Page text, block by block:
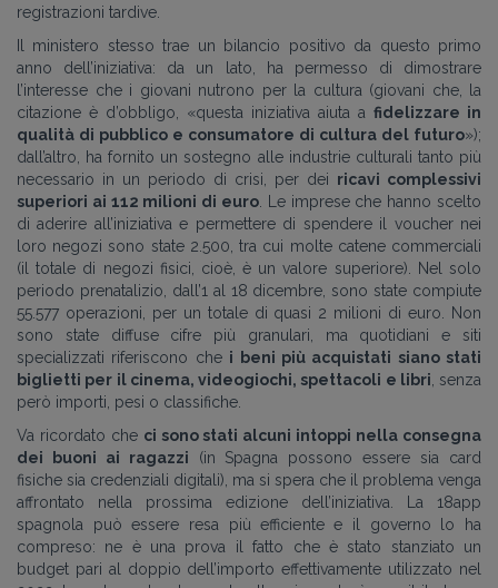
registrazioni tardive.
Il ministero stesso trae un bilancio positivo da questo primo
anno dell’iniziativa: da un lato, ha permesso di dimostrare
l’interesse che i giovani nutrono per la cultura (giovani che, la
citazione è d’obbligo, «questa iniziativa aiuta a fidelizzare in
qualità di pubblico e consumatore di cultura del futuro»);
dall’altro, ha fornito un sostegno alle industrie culturali tanto più
necessario in un periodo di crisi, per dei ricavi complessivi
superiori ai 112 milioni di euro . Le imprese che hanno scelto
di aderire all’iniziativa e permettere di spendere il voucher nei
loro negozi sono state 2.500, tra cui molte catene commerciali
(il totale di negozi fisici, cioè, è un valore superiore). Nel solo
periodo prenatalizio, dall’1 al 18 dicembre, sono state compiute
55.577 operazioni, per un totale di quasi 2 milioni di euro. Non
sono state diffuse cifre più granulari, ma quotidiani e siti
specializzati riferiscono che i beni più acquistati siano stati
biglietti per il cinema, videogiochi, spettacoli e libri , senza
però importi, pesi o classifiche.
Va ricordato che ci sono stati alcuni intoppi nella consegna
dei buoni ai ragazzi (in Spagna possono essere sia card
fisiche sia credenziali digitali), ma si spera che il problema venga
affrontato nella prossima edizione dell’iniziativa. La 18app
spagnola può essere resa più efficiente e il governo lo ha
compreso: ne è una prova il fatto che è stato stanziato un
budget pari al doppio dell’importo effettivamente utilizzato nel